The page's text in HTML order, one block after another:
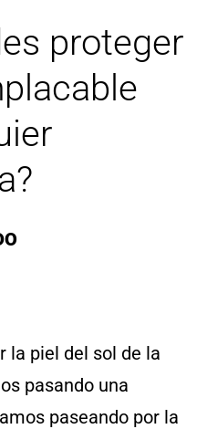
proteger
la piel del sol de la
pasando una
paseando por la